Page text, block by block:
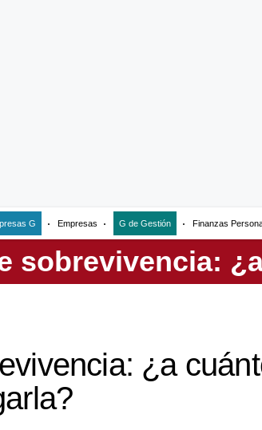
G Empresas G de Gestión Finanzas
¿a